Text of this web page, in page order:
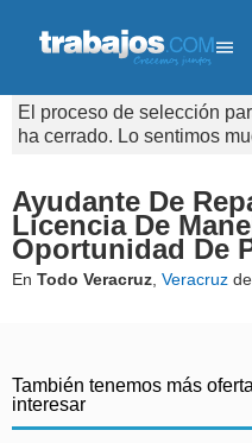
El proceso de selección
ha cerrado. Lo sentimos
Ayudante De
Licencia De
Oportunidad De
En Todo Veracruz Veracruz
También tenemos más
interesar